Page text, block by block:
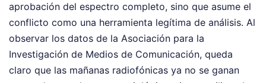
aprobación del espectro completo, sino que asume el
conflicto como una herramienta legítima de análisis. Al
observar los datos de la Asociación para la
Investigación de Medios de Comunicación, queda
claro que las mañanas radiofónicas ya no se ganan